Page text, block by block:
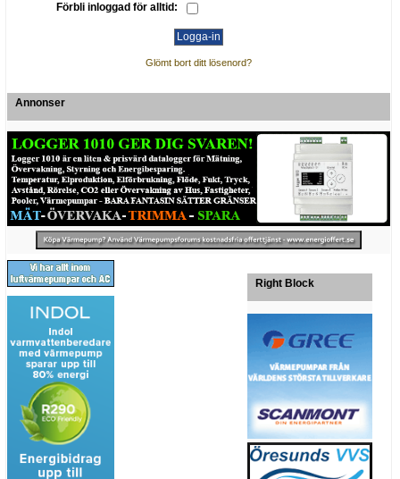
Förbli inloggad för alltid:
Glömt bort ditt lösenord?
Annonser
Right Block